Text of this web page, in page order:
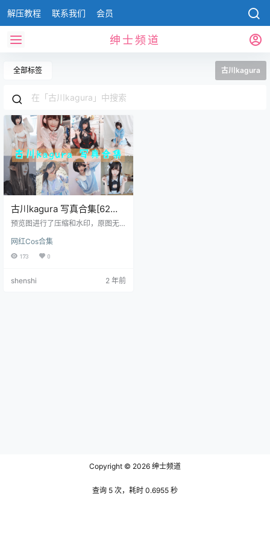
解压教程 联系我们 会员
绅士频道
全部标签 古川kagura
古川kagura 写真合集[62套]
[持续更新]
预览图进行了压缩和水印，原图无
kagura 定制 VOL.001 [24P-95MB]
古川kagura 定制 VOL.002 [32P-1
L.004 [40P-153MB] 古川kagura
网红Cos合集
173 0
shenshi 2 年前
Copyright © 2026 绅士频道
查询 5 次，耗时 0.6955 秒